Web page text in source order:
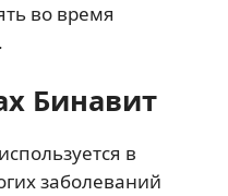
во время
Бинавит
в
заболеваний